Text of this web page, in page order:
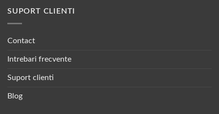
SUPORT CLIENTI
Contact
Intrebari frecvente
Suport clienti
Blog